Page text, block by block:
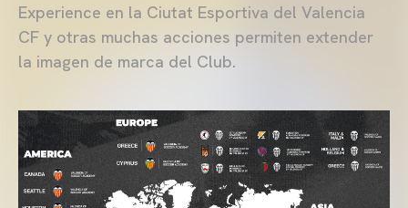
Experience en la Ciutat Esportiva del Valencia
CF y otras muchas acciones permiten extender
la imagen de marca del Club.